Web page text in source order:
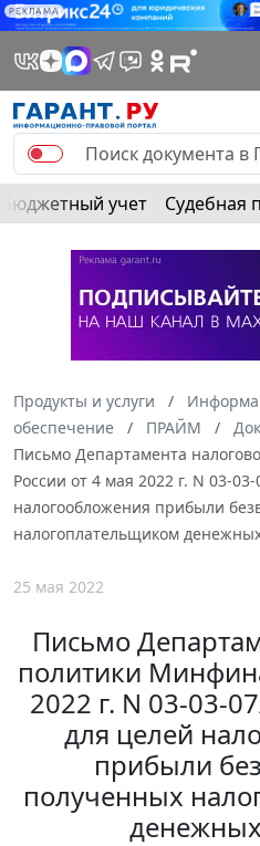
РЕКЛАМА
Бюджетный учет Судебная
Продукты и услуги
обеспечение
ПРАЙМ
Письмо Департамента
России от 4 мая 2022 г. N 03-
налогообложения прибыли
налогоплательщиком
25 мая 2022
Письмо
политики
2022 г. N 03-03-
для целей
прибыли
полученных